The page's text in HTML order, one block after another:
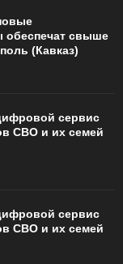
обеспечат свыше
(Кавказ)
сервис
СВО и их семей
сервис
СВО и их семей